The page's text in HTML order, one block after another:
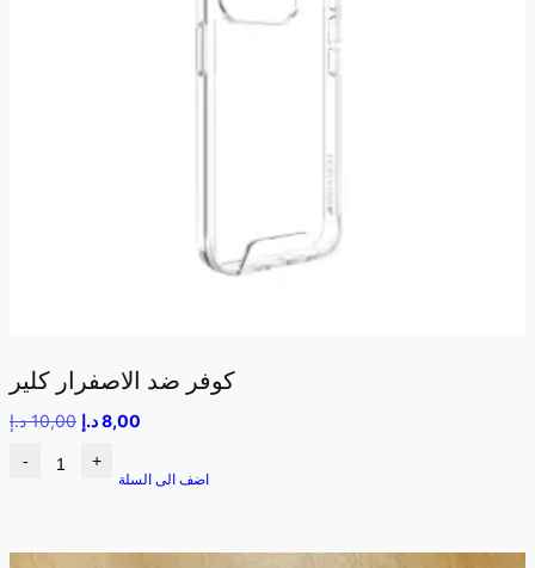
كوفر ضد الاصفرار كلير
10,00 د.إ 8,00د.إ
- +
اضف الى السلة